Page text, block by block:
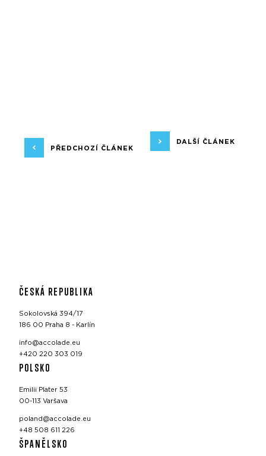
PŘEDCHOZÍ ČLÁNEK
DALŠÍ ČLÁNEK
ČESKÁ REPUBLIKA
Sokolovská 394/17
186 00 Praha 8 - Karlín
info@accolade.eu
+420 220 303 019
POLSKO
Emilii Plater 53
00-113 Varšava
poland@accolade.eu
+48 508 611 226
ŠPANĚLSKO